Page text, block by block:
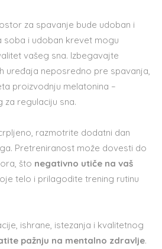
za spavanje bude udoban i
soba i udoban krevet mogu
vašeg sna. Izbegavajte
uređaja neposredno pre spavanja,
proizvodnju melatonina –
regulaciju sna.
razmotrite dodatni dan
Pretreniranost može dovesti do
što negativno utiče na vaš
telo i prilagodite trening rutinu
ishrane, istezanja i kvalitetnog
pažnju na mentalno zdravlje.